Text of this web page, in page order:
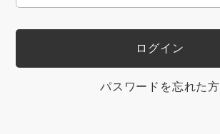
パスワードを忘れた方